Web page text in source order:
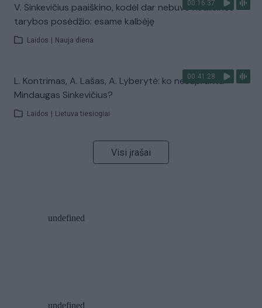
00:16:37
V. Sinkevičius paaiškino, kodėl dar nebuvo Koalicinės
tarybos posėdžio: esame kalbėję
Laidos Nauja diena
00:41:28
L. Kontrimas, A. Lašas, A. Lyberytė: ko nesupranta
Mindaugas Sinkevičius?
Laidos Lietuva tiesiogiai
Visi įrašai